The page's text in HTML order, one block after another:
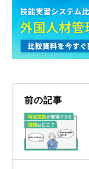
前の記事